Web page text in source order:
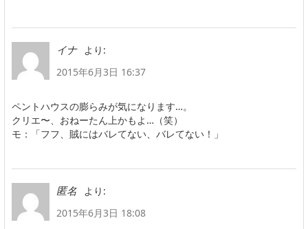
イナ
より:
2015年6月3日 16:37
ペントハウスの膨らみが気になります…。
クリエ〜、おねーたん上かもよ…（笑）
モ：「フフ、賊にはバレてない、バレてない！」
匿名
より:
2015年6月3日 18:08